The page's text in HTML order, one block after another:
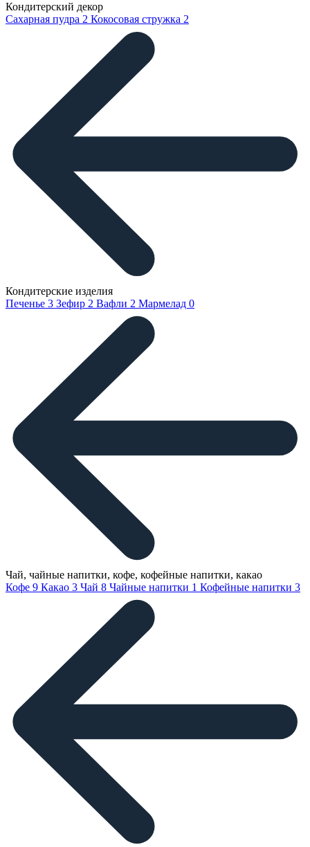
Кондитерский декор
Сахарная пудра 2 Кокосовая стружка 2
Кондитерские изделия
Печенье 3 Зефир 2 Вафли 2 Мармелад 0
Чай, чайные напитки, кофе, кофейные напитки, какао
Кофе 9 Какао 3 Чай 8 Чайные напитки 1 Кофейные напитки 3